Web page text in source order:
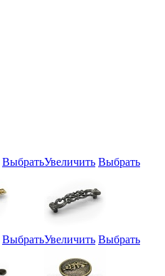
ВыбратьУвеличить Выбрать
ВыбратьУвеличить Выбрать